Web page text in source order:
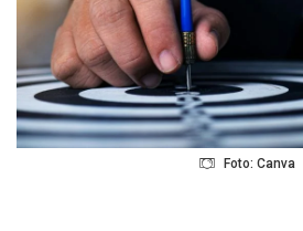
Foto: Canva